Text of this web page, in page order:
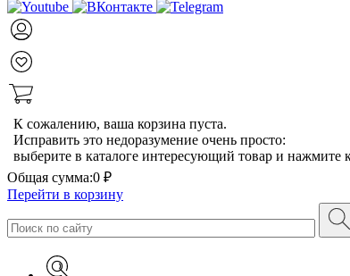
К сожалению, ваша корзина пуста.
Исправить это недоразумение очень просто:
выберите в каталоге интересующий товар и нажмите
Общая сумма:0 ₽
Перейти в корзину